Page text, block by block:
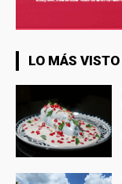
LO MÁS VISTO